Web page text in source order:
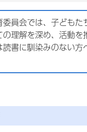
委員会では、子ども
の理解を深め、活動
読書に馴染みのない